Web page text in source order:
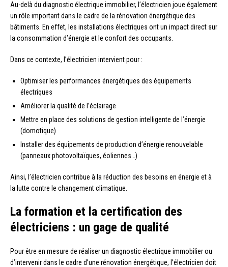
Au-delà du diagnostic électrique immobilier, l’électricien joue également
un rôle important dans le cadre de la rénovation énergétique des
bâtiments. En effet, les installations électriques ont un impact direct sur
la consommation d’énergie et le confort des occupants.
Dans ce contexte, l’électricien intervient pour :
Optimiser les performances énergétiques des équipements
électriques
Améliorer la qualité de l’éclairage
Mettre en place des solutions de gestion intelligente de l’énergie
(domotique)
Installer des équipements de production d’énergie renouvelable
(panneaux photovoltaïques, éoliennes…)
Ainsi, l’électricien contribue à la réduction des besoins en énergie et à
la lutte contre le changement climatique.
La formation et la certification des
électriciens : un gage de qualité
Pour être en mesure de réaliser un diagnostic électrique immobilier ou
d’intervenir dans le cadre d’une rénovation énergétique, l’électricien doit